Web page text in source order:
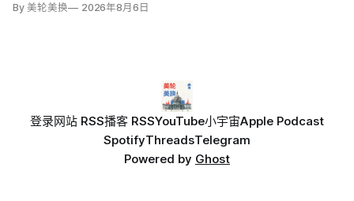
道德委员会认定性骚扰女助理后退选，其选区已被列为胜负难
By 美轮美换 2026年8月6日
登录网站 RSS播客 RSSYouTube小宇宙Apple Podcast
SpotifyThreadsTelegram
Powered by Ghost